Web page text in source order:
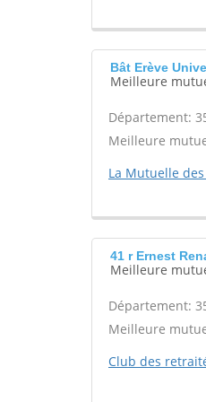
Bât Erève
Meilleure
Département:
Meilleure
La Mutuelle
41 r Ernest
Meilleure
Département:
Meilleure
Club des